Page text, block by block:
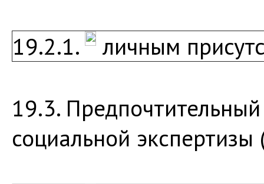
19.2.1. личным
19.3.
социальной